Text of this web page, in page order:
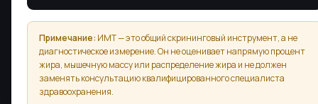
Примечание: ИМТ — это общий скрининговый инструмент, а не
диагностическое измерение. Он не оценивает напрямую процент
жира, мышечную массу или распределение жира и не должен
заменять консультацию квалифицированного специалиста
здравоохранения.